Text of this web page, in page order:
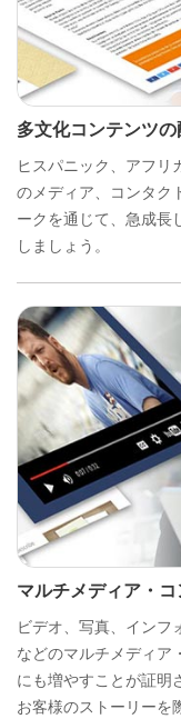
多文化コンテンツ
ヒスパニック、アフリ
のメディア、コンタク
ークを通じて、急成長
しましょう。
マルチメディア・
ビデオ、写真、インフ
などのマルチメディア
にも増やすことが証明
お客様のストーリーを